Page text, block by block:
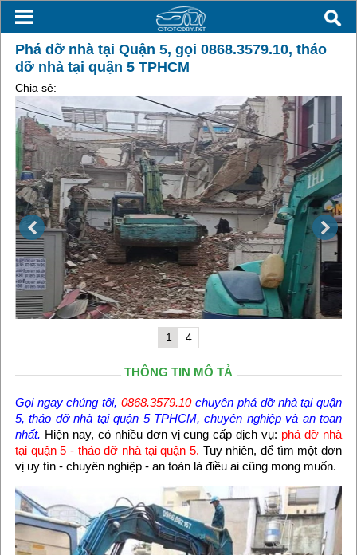
Phá dỡ nhà tại Quận 5, gọi 0868.3579.10, tháo
dỡ nhà tại quận 5 TPHCM
Chia sẻ:
1 4
THÔNG TIN MÔ TẢ
Gọi ngay chúng tôi,0868.3579.10chuyên phá dỡ nhà tại quận
5, tháo dỡ nhà tại quận 5 TPHCM, chuyên nghiệp và an toan
nhất. Hiện nay, có nhiều đơn vị cung cấp dịch vụ: phá dỡ nhà
tại quận 5 - tháo dỡ nhà tại quận 5. Tuy nhiên, để tìm một đơn
vị uy tín - chuyên nghiệp - an toàn là điều ai cũng mong muốn.